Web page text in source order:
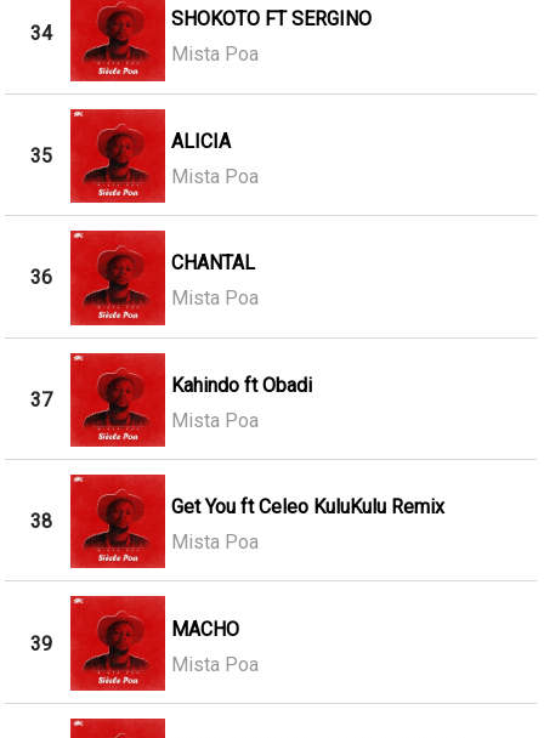
34
SHOKOTO FT SERGINO
Mista Poa
35
ALICIA
Mista Poa
36
CHANTAL
Mista Poa
37
Kahindo ft Obadi
Mista Poa
38
Get You ft Celeo KuluKulu Remix
Mista Poa
39
MACHO
Mista Poa